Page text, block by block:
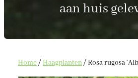
aan huis
Home/Haagplanten/ Rosa rugosa